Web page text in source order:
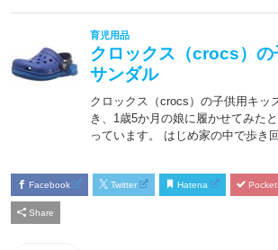
Facebook Twitter Hatena Pocket
Share